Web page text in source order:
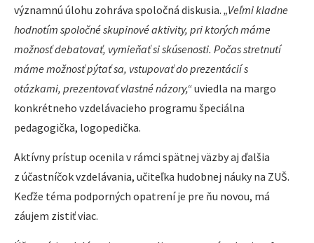
významnú úlohu zohráva spoločná diskusia. „Veľmi kladne
hodnotím spoločné skupinové aktivity, pri ktorých máme
možnosť debatovať, vymieňať si skúsenosti. Počas stretnutí
máme možnosť pýtať sa, vstupovať do prezentácií s
otázkami, prezentovať vlastné názory,“uviedla na margo
konkrétneho vzdelávacieho programu špeciálna
pedagogička, logopedička.
Aktívny prístup ocenila v rámci spätnej väzby aj ďalšia
z účastníčok vzdelávania, učiteľka hudobnej náuky na ZUŠ.
Keďže téma podporných opatrení je pre ňu novou, má
záujem zistiť viac.